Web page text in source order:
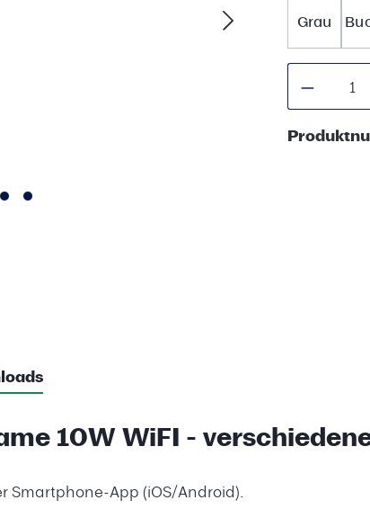
Grau
10W WiFI -
Smartphone-App (iOS/Android).